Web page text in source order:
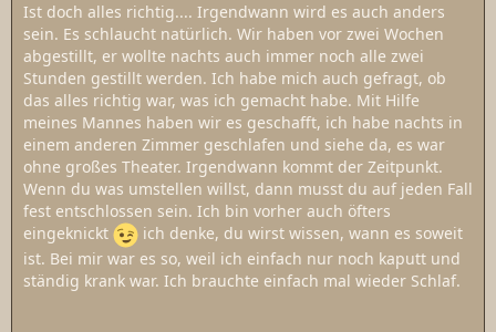
Ist doch alles richtig.... Irgendwann wird es auch anders
sein. Es schlaucht natürlich. Wir haben vor zwei Wochen
abgestillt, er wollte nachts auch immer noch alle zwei
Stunden gestillt werden. Ich habe mich auch gefragt, ob
das alles richtig war, was ich gemacht habe. Mit Hilfe
meines Mannes haben wir es geschafft, ich habe nachts in
einem anderen Zimmer geschlafen und siehe da, es war
ohne großes Theater. Irgendwann kommt der Zeitpunkt.
Wenn du was umstellen willst, dann musst du auf jeden Fall
fest entschlossen sein. Ich bin vorher auch öfters
eingeknickt
ich denke, du wirst wissen, wann es soweit
ist. Bei mir war es so, weil ich einfach nur noch kaputt und
ständig krank war. Ich brauchte einfach mal wieder Schlaf.